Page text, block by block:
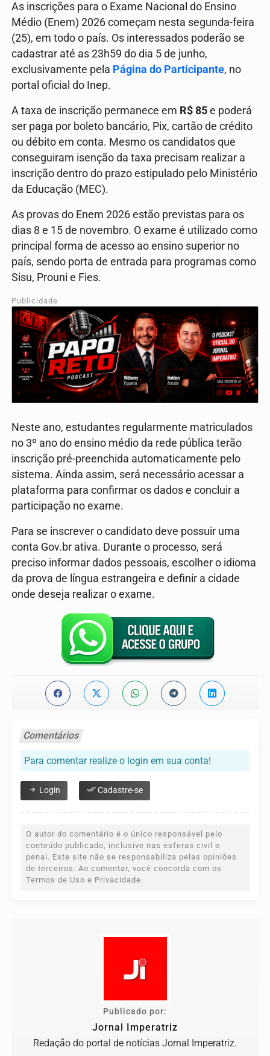
As inscrições para o Exame Nacional do Ensino
Médio (Enem) 2026 começam nesta segunda-feira
(25), em todo o país. Os interessados poderão se
cadastrar até as 23h59 do dia 5 de junho,
exclusivamente pela Página do Participante, no
portal oficial do Inep.
A taxa de inscrição permanece em R$ 85 e poderá
ser paga por boleto bancário, Pix, cartão de crédito
ou débito em conta. Mesmo os candidatos que
conseguiram isenção da taxa precisam realizar a
inscrição dentro do prazo estipulado pelo Ministério
da Educação (MEC).
As provas do Enem 2026 estão previstas para os
dias 8 e 15 de novembro. O exame é utilizado como
principal forma de acesso ao ensino superior no
país, sendo porta de entrada para programas como
Sisu, Prouni e Fies.
Publicidade
Neste ano, estudantes regularmente matriculados
no 3º ano do ensino médio da rede pública terão
inscrição pré-preenchida automaticamente pelo
sistema. Ainda assim, será necessário acessar a
plataforma para confirmar os dados e concluir a
participação no exame.
Para se inscrever o candidato deve possuir uma
conta Gov.br ativa. Durante o processo, será
preciso informar dados pessoais, escolher o idioma
da prova de língua estrangeira e definir a cidade
onde deseja realizar o exame.
Comentários
Para comentar realize o login em sua conta!
Login Cadastre-se
O autor do comentário é o único responsável pelo
conteúdo publicado, inclusive nas esferas civil e
penal. Este site não se responsabiliza pelas opiniões
de terceiros. Ao comentar, você concorda com os
Termos de Uso e Privacidade.
Publicado por:
Jornal Imperatriz
Redação do portal de notícias Jornal Imperatriz.